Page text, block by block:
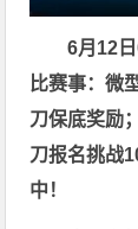
6月12
比赛事：微
刀保底奖励
刀报名挑战
中！